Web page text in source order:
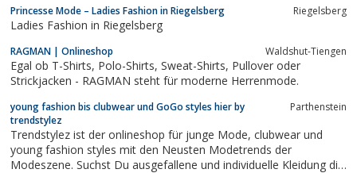
Princesse Mode – Ladies Fashion in Riegelsberg Riegelsberg
Ladies Fashion in Riegelsberg
RAGMAN | Onlineshop Waldshut-Tiengen
Egal ob T-Shirts, Polo-Shirts, Sweat-Shirts, Pullover oder
Strickjacken - RAGMAN steht für moderne Herrenmode.
young fashion bis clubwear und GoGo styles hier by
trendstylez
Parthenstein
Trendstylez ist der onlineshop für junge Mode, clubwear und
young fashion styles mit den Neusten Modetrends der
Modeszene. Suchst Du ausgefallene und individuelle Kleidung die